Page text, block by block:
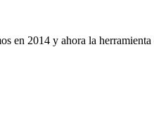
en 2014 y ahora la